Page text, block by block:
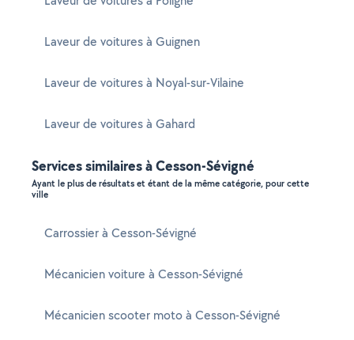
Laveur de voitures à Guignen
Laveur de voitures à Noyal-sur-Vilaine
Laveur de voitures à Gahard
Services similaires à Cesson-Sévigné
Ayant le plus de résultats et étant de la même catégorie, pour cette
ville
Carrossier à Cesson-Sévigné
Mécanicien voiture à Cesson-Sévigné
Mécanicien scooter moto à Cesson-Sévigné